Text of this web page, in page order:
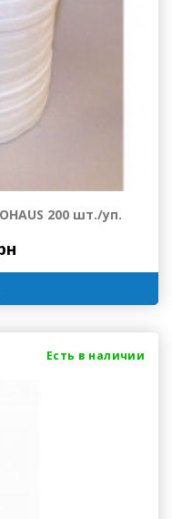
200 шт./уп.
Есть в наличии